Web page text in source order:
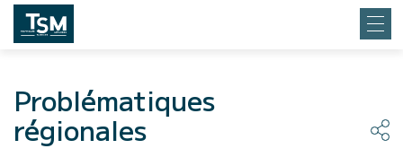
Problématiques
régionales